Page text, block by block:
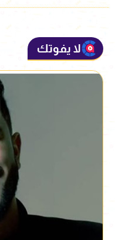
لا يفوتك